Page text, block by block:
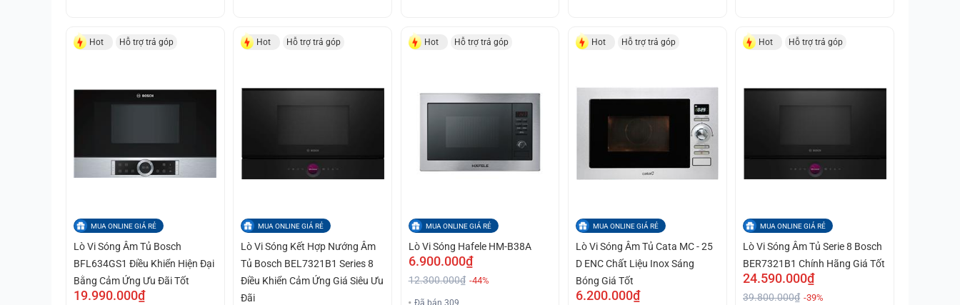
Hot Hỗ trợ trả góp
MUA ONLINE GIÁ RẺ
Lò Vi Sóng Âm Tủ Bosch
BFL634GS1 Điều Khiển Hiện Đại
Bằng Cảm Ứng Ưu Đãi Tốt
19.990.000₫
Hot Hỗ trợ trả góp
MUA ONLINE GIÁ RẺ
Lò Vi Sóng Kết Hợp Nướng Âm
Tủ Bosch BEL7321B1 Series 8
Điều Khiển Cảm Ứng Giá Siêu Ưu
Đãi
Hot Hỗ trợ trả góp
MUA ONLINE GIÁ RẺ
Lò Vi Sóng Hafele HM-B38A
6.900.000₫
12.300.000₫ -44%
Đã bán 309
Hot Hỗ trợ trả góp
MUA ONLINE GIÁ RẺ
Lò Vi Sóng Âm Tủ Cata MC - 25
D ENC Chất Liệu Inox Sáng
Bóng Giá Tốt
6.200.000₫
Hot Hỗ trợ trả góp
MUA ONLINE GIÁ RẺ
Lò Vi Sóng Âm Tủ Serie 8 Bosch
BER7321B1 Chính Hãng Giá Tốt
24.590.000₫
39.800.000₫ -39%